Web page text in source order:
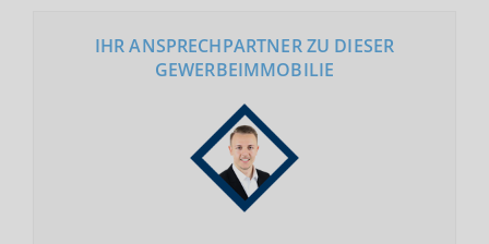
IHR ANSPRECHPARTNER ZU DIESER
GEWERBEIMMOBILIE